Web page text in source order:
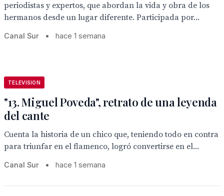
periodistas y expertos, que abordan la vida y obra de los
hermanos desde un lugar diferente. Participada por...
Canal Sur • hace 1 semana
TELEVISION
"13. Miguel Poveda", retrato de una leyenda
del cante
Cuenta la historia de un chico que, teniendo todo en contra
para triunfar en el flamenco, logró convertirse en el...
Canal Sur • hace 1 semana